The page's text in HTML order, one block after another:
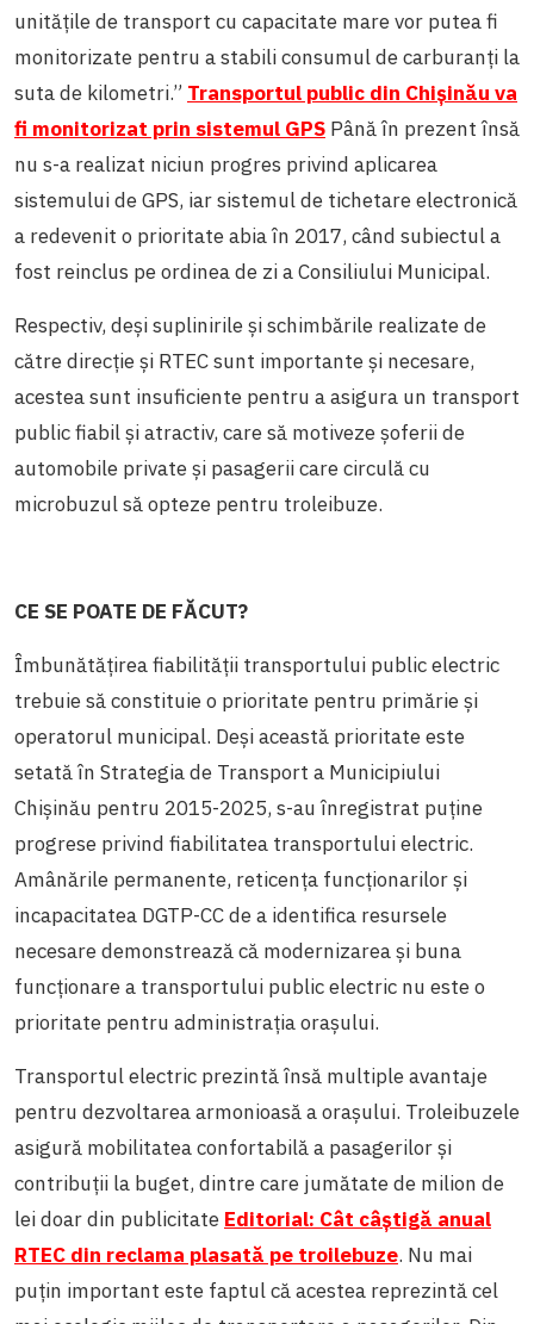
unităţile de transport cu capacitate mare vor putea fi
monitorizate pentru a stabili consumul de carburanţi la
suta de kilometri.” Transportul public din Chişinău va
fi monitorizat prin sistemul GPS Până în prezent însă
nu s-a realizat niciun progres privind aplicarea
sistemului de GPS, iar sistemul de tichetare electronică
a redevenit o prioritate abia în 2017, când subiectul a
fost reinclus pe ordinea de zi a Consiliului Municipal.
Respectiv, deși suplinirile și schimbările realizate de
către direcție și RTEC sunt importante și necesare,
acestea sunt insuficiente pentru a asigura un transport
public fiabil și atractiv, care să motiveze șoferii de
automobile private și pasagerii care circulă cu
microbuzul să opteze pentru troleibuze.
CE SE POATE DE FĂCUT?
Îmbunătățirea fiabilității transportului public electric
trebuie să constituie o prioritate pentru primărie și
operatorul municipal. Deși această prioritate este
setată în Strategia de Transport a Municipiului
Chișinău pentru 2015-2025, s-au înregistrat puține
progrese privind fiabilitatea transportului electric.
Amânările permanente, reticența funcționarilor și
incapacitatea DGTP-CC de a identifica resursele
necesare demonstrează că modernizarea și buna
funcționare a transportului public electric nu este o
prioritate pentru administrația orașului.
Transportul electric prezintă însă multiple avantaje
pentru dezvoltarea armonioasă a orașului. Troleibuzele
asigură mobilitatea confortabilă a pasagerilor și
contribuții la buget, dintre care jumătate de milion de
lei doar din publicitate Editorial: Cât câștigă anual
RTEC din reclama plasată pe troilebuze. Nu mai
puțin important este faptul că acestea reprezintă cel